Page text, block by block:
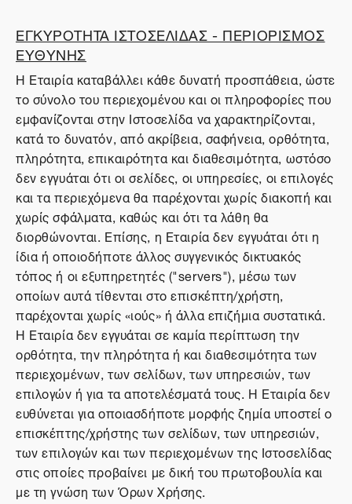
ΕΓΚΥΡΟΤΗΤΑ ΙΣΤΟΣΕΛΙΔΑΣ - ΠΕΡΙΟΡΙΣΜΟΣ
ΕΥΘΥΝΗΣ
Η Εταιρία καταβάλλει κάθε δυνατή προσπάθεια, ώστε
το σύνολο του περιεχομένου και οι πληροφορίες που
εμφανίζονται στην Ιστοσελίδα να χαρακτηρίζονται,
κατά το δυνατόν, από ακρίβεια, σαφήνεια, ορθότητα,
πληρότητα, επικαιρότητα και διαθεσιμότητα, ωστόσο
δεν εγγυάται ότι οι σελίδες, οι υπηρεσίες, οι επιλογές
και τα περιεχόμενα θα παρέχονται χωρίς διακοπή και
χωρίς σφάλματα, καθώς και ότι τα λάθη θα
διορθώνονται. Επίσης, η Εταιρία δεν εγγυάται ότι η
ίδια ή οποιοδήποτε άλλος συγγενικός δικτυακός
τόπος ή οι εξυπηρετητές ("servers"), μέσω των
οποίων αυτά τίθενται στο επισκέπτη/χρήστη,
παρέχονται χωρίς «ιούς» ή άλλα επιζήμια συστατικά.
Η Εταιρία δεν εγγυάται σε καμία περίπτωση την
ορθότητα, την πληρότητα ή και διαθεσιμότητα των
περιεχομένων, των σελίδων, των υπηρεσιών, των
επιλογών ή για τα αποτελέσματά τους. Η Εταιρία δεν
ευθύνεται για οποιασδήποτε μορφής ζημία υποστεί ο
επισκέπτης/χρήστης των σελίδων, των υπηρεσιών,
των επιλογών και των περιεχομένων της Ιστοσελίδας
στις οποίες προβαίνει με δική του πρωτοβουλία και
με τη γνώση των Όρων Χρήσης.